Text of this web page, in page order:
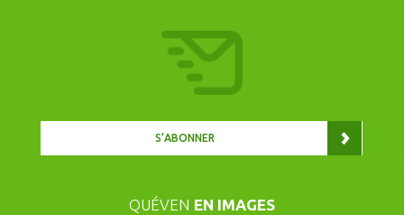
S’ABONNER
QUÉVEN EN IMAGES